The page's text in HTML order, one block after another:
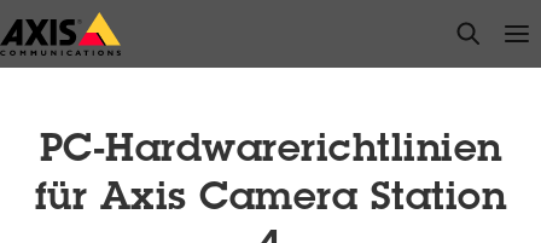
Zum
Hauptinhalt
open
PC-Hardwarerichtlinien
für Axis Camera Station